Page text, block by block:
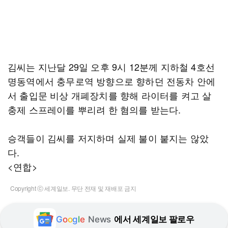
김씨는 지난달 29일 오후 9시 12분께 지하철 4호선
명동역에서 충무로역 방향으로 향하던 전동차 안에
서 출입문 비상 개폐장치를 향해 라이터를 켜고 살
충제 스프레이를 뿌리려 한 혐의를 받는다.
승객들이 김씨를 저지하며 실제 불이 붙지는 않았
다.
<연합>
Copyright ⓒ 세계일보. 무단 전재 및 재배포 금지
Google News 에서 세계일보 팔로우